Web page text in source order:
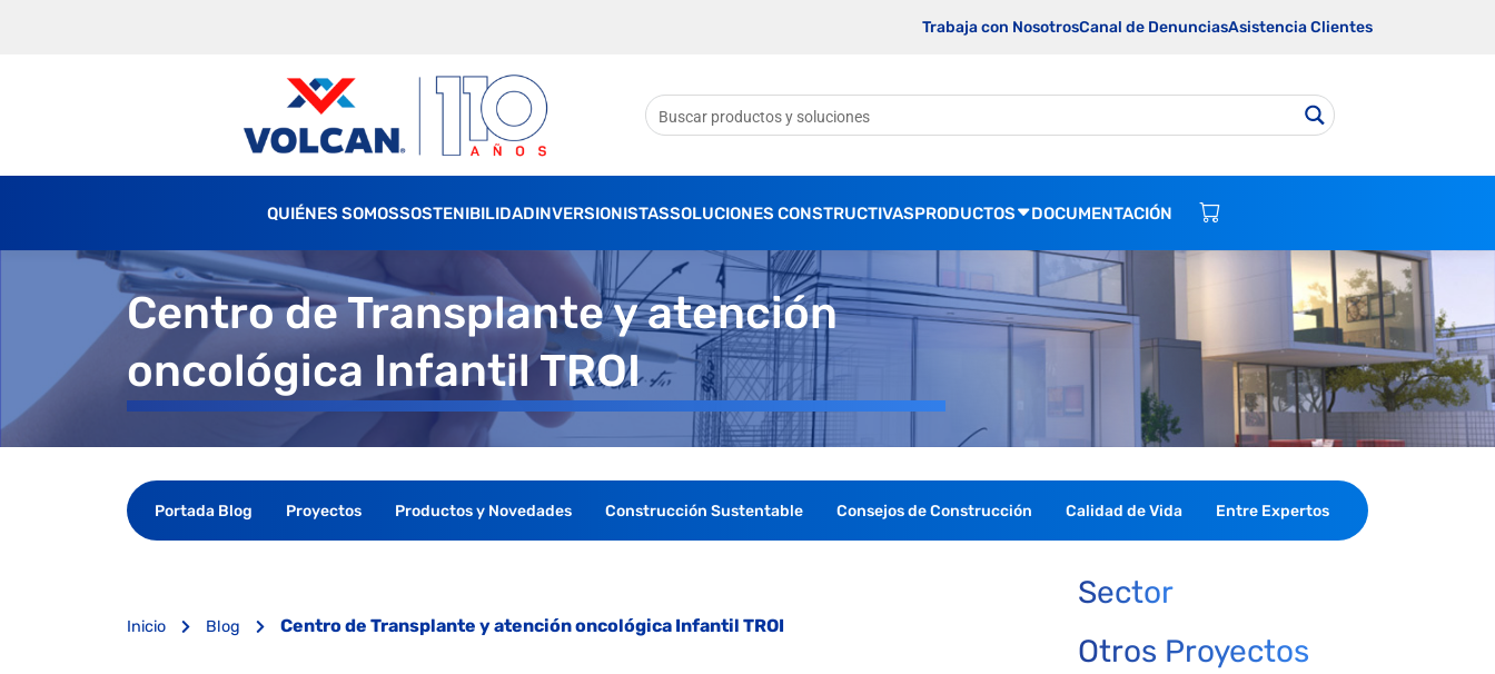
Trabaja con NosotrosCanal de DenunciasAsistencia Clientes
QUIÉNES SOMOSSOSTENIBILIDADINVERSIONISTASSOLUCIONES CONSTRUCTIVASPRODUCTOS DOCUMENTACIÓN
Centro de Transplante y atención
oncológica Infantil TROI
Portada Blog Proyectos Productos y Novedades Construcción Sustentable Consejos de Construcción Calidad de Vida Entre Expertos
Inicio Blog Centro de Transplante y atención oncológica Infantil TROI
Sector
Otros Proyectos